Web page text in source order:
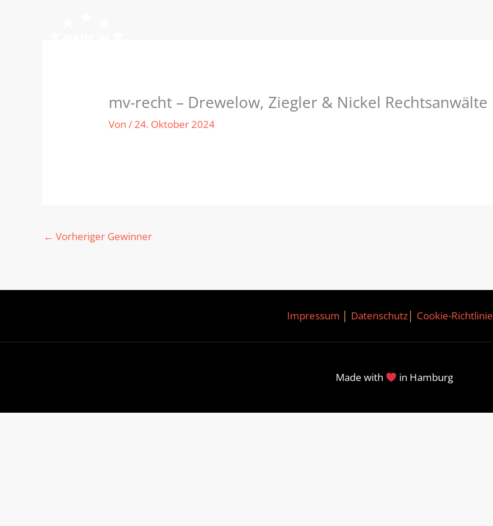
mv-recht – Drewelow, Ziegler & Nickel Rechtsanwälte
Von/24. Oktober 2024
← Vorheriger Gewinner
Impressum Datenschutz Cookie-Richtlinie
Made with in Hamburg